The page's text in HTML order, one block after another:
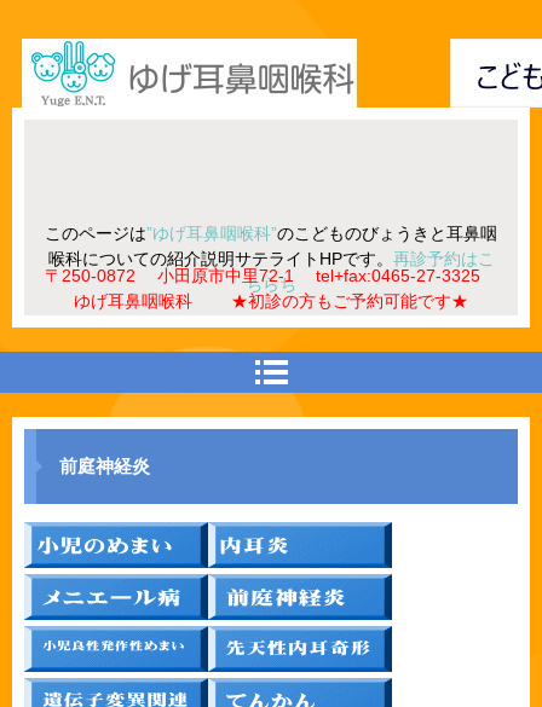
〒250-0872 小田原市中里72-1 tel+fax:0465-27-3325
ゆげ耳鼻咽喉科 ★初診の方もご予約可能です★
このページは”ゆげ耳鼻咽喉科”のこどものびょうきと耳鼻咽
喉科についての紹介説明サテライトHPです。 再診予約はこ
ちらち
前庭神経炎